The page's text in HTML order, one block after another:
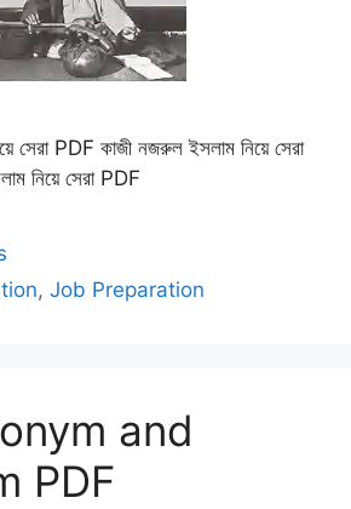
সেরা PDF কাজী নজরুল ইসলাম নিয়ে সেরা
নিয়ে সেরা PDF
,Job Preparation
and
PDF